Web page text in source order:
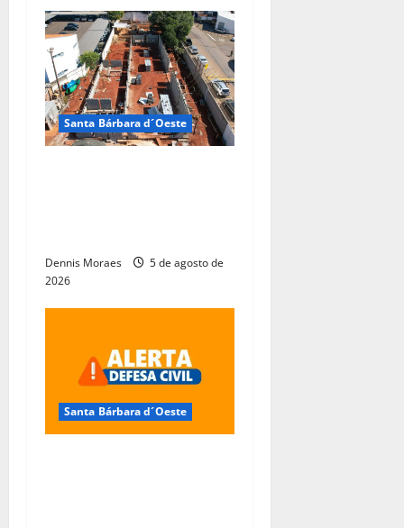
Santa Bárbara d´Oeste
Dennis Moraes
5 de agosto de
2026
Santa Bárbara d´Oeste